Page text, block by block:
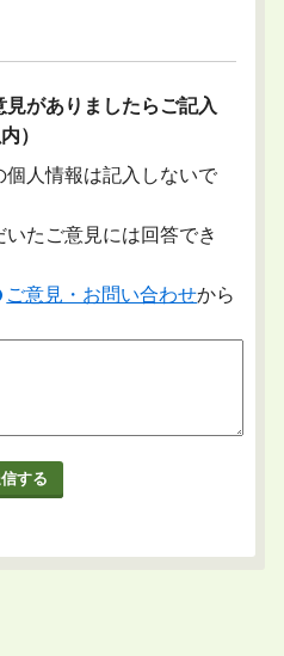
がありましたらご記入
）
人情報は記入しないで
たご意見には回答でき
ご意見・お問い合わせから